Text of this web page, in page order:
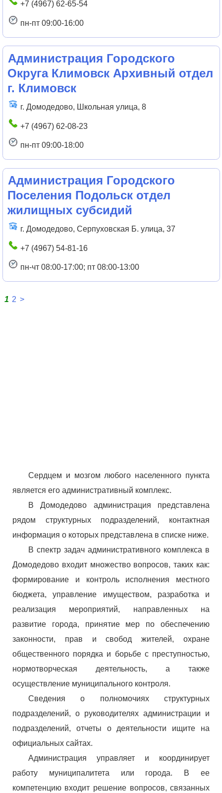
+7 (4967) 62-65-54
пн-пт 09:00-16:00
Администрация Городского
Округа Климовск Архивный отдел
г. Климовск
г. Домодедово, Школьная улица, 8
+7 (4967) 62-08-23
пн-пт 09:00-18:00
Администрация Городского
Поселения Подольск отдел
жилищных субсидий
г. Домодедово, Серпуховская Б. улица, 37
+7 (4967) 54-81-16
пн-чт 08:00-17:00; пт 08:00-13:00
1 2 >
Сердцем и мозгом любого населенного пункта
является его административный комплекс.
В Домодедово администрация представлена
рядом структурных подразделений, контактная
информация о которых представлена в списке ниже.
В спектр задач административного комплекса в
Домодедово входит множество вопросов, таких как:
формирование и контроль исполнения местного
бюджета, управление имуществом, разработка и
реализация мероприятий, направленных на
развитие города, принятие мер по обеспечению
законности, прав и свобод жителей, охране
общественного порядка и борьбе с преступностью,
нормотворческая деятельность, а также
осуществление муниципального контроля.
Сведения о полномочиях структурных
подразделений, о руководителях администрации и
подразделений, отчеты о деятельности ищите на
официальных сайтах.
Администрация управляет и координирует
работу муниципалитета или города. В ее
компетенцию входит решение вопросов, связанных